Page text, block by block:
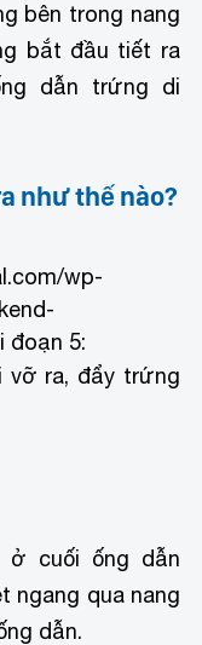
bên trong nang
bắt đầu tiết ra
dẫn trứng di
như thế nào?
wp-
đoạn 5:
vỡ ra, đẩy trứng
ở cuối ống dẫn
ngang qua nang
dẫn.